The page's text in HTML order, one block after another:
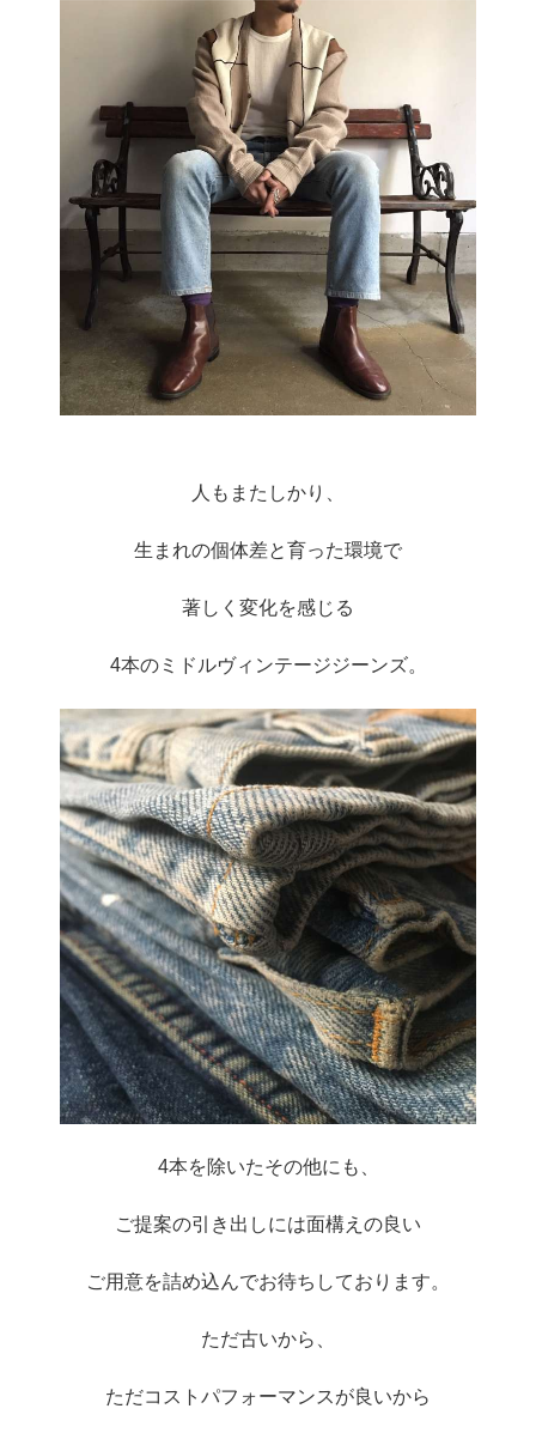
人もまたしかり、
生まれの個体差と育った環境で
著しく変化を感じる
4本のミドルヴィンテージジーンズ。
4本を除いたその他にも、
ご提案の引き出しには面構えの良い
ご用意を詰め込んでお待ちしております。
ただ古いから、
ただコストパフォーマンスが良いから